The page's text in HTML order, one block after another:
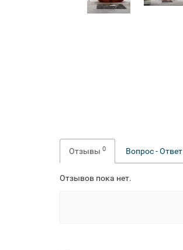
Отзывы 0 Вопрос - Ответ
Отзывов пока нет.